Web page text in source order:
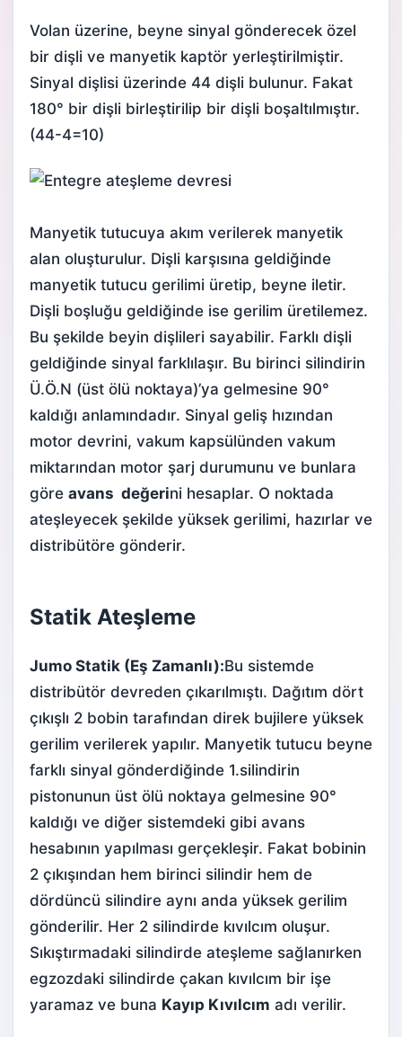
Volan üzerine, beyne sinyal gönderecek özel
bir dişli ve manyetik kaptör yerleştirilmiştir.
Sinyal dişlisi üzerinde 44 dişli bulunur. Fakat
180° bir dişli birleştirilip bir dişli boşaltılmıştır.
(44-4=10)
Manyetik tutucuya akım verilerek manyetik
alan oluşturulur. Dişli karşısına geldiğinde
manyetik tutucu gerilimi üretip, beyne iletir.
Dişli boşluğu geldiğinde ise gerilim üretilemez.
Bu şekilde beyin dişlileri sayabilir. Farklı dişli
geldiğinde sinyal farklılaşır. Bu birinci silindirin
Ü.Ö.N (üst ölü noktaya)’ya gelmesine 90°
kaldığı anlamındadır. Sinyal geliş hızından
motor devrini, vakum kapsülünden vakum
miktarından motor şarj durumunu ve bunlara
göre avans değerini hesaplar. O noktada
ateşleyecek şekilde yüksek gerilimi, hazırlar ve
distribütöre gönderir.
Statik Ateşleme
Jumo Statik (Eş Zamanlı):Bu sistemde
distribütör devreden çıkarılmıştı. Dağıtım dört
çıkışlı 2 bobin tarafından direk bujilere yüksek
gerilim verilerek yapılır. Manyetik tutucu beyne
farklı sinyal gönderdiğinde 1.silindirin
pistonunun üst ölü noktaya gelmesine 90°
kaldığı ve diğer sistemdeki gibi avans
hesabının yapılması gerçekleşir. Fakat bobinin
2 çıkışından hem birinci silindir hem de
dördüncü silindire aynı anda yüksek gerilim
gönderilir. Her 2 silindirde kıvılcım oluşur.
Sıkıştırmadaki silindirde ateşleme sağlanırken
egzozdaki silindirde çakan kıvılcım bir işe
yaramaz ve buna Kayıp Kıvılcım adı verilir.